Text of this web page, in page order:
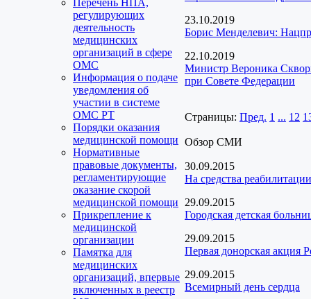
Перечень НПА,
регулирующих
деятельность
медицинских
организаций в сфере
ОМС
Информация о подаче
уведомления об
участии в системе
ОМС РТ
Порядки оказания
медицинской помощи
Нормативные
правовые документы,
регламентирующие
оказание скорой
медицинской помощи
Прикрепление к
медицинской
организации
Памятка для
медицинских
организаций, впервые
включенных в реестр
23.10.2019
Борис Менделевич:
22.10.2019
Министр Вероника
при Совете Федерации
Страницы: Пред. 1 ... 12
Обзор СМИ
30.09.2015
На средства
29.09.2015
Городская детская
29.09.2015
Первая донорская акция
29.09.2015
Всемирный день сердца